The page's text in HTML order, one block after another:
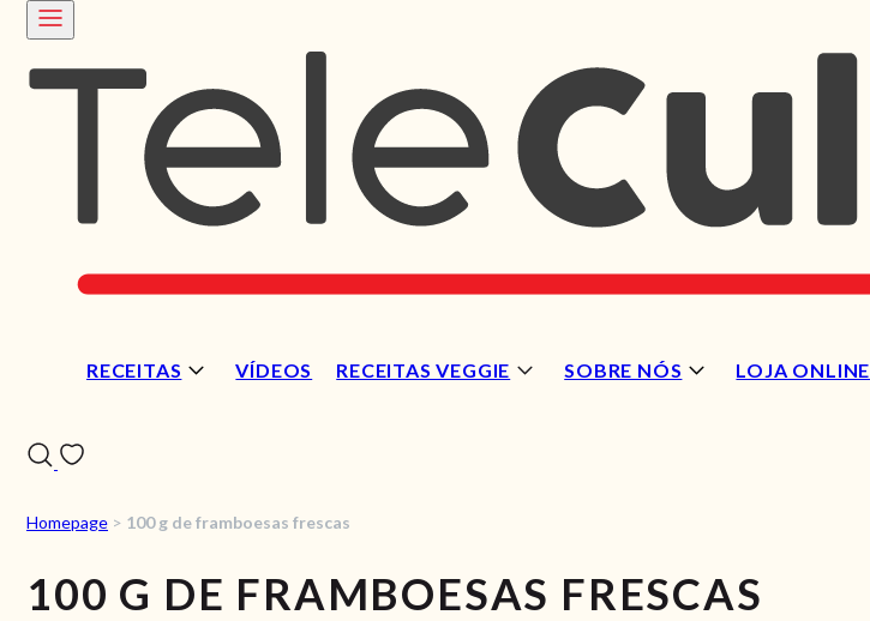
RECEITAS VÍDEOS RECEITAS VEGGIE SOBRE NÓS LOJA ONLINE
Homepage > 100 g de framboesas frescas
100 G DE FRAMBOESAS FRESCAS